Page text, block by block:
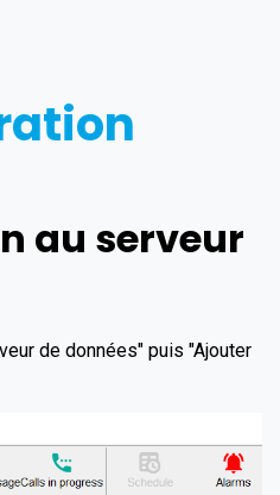
au serveur
de données" puis "Ajouter